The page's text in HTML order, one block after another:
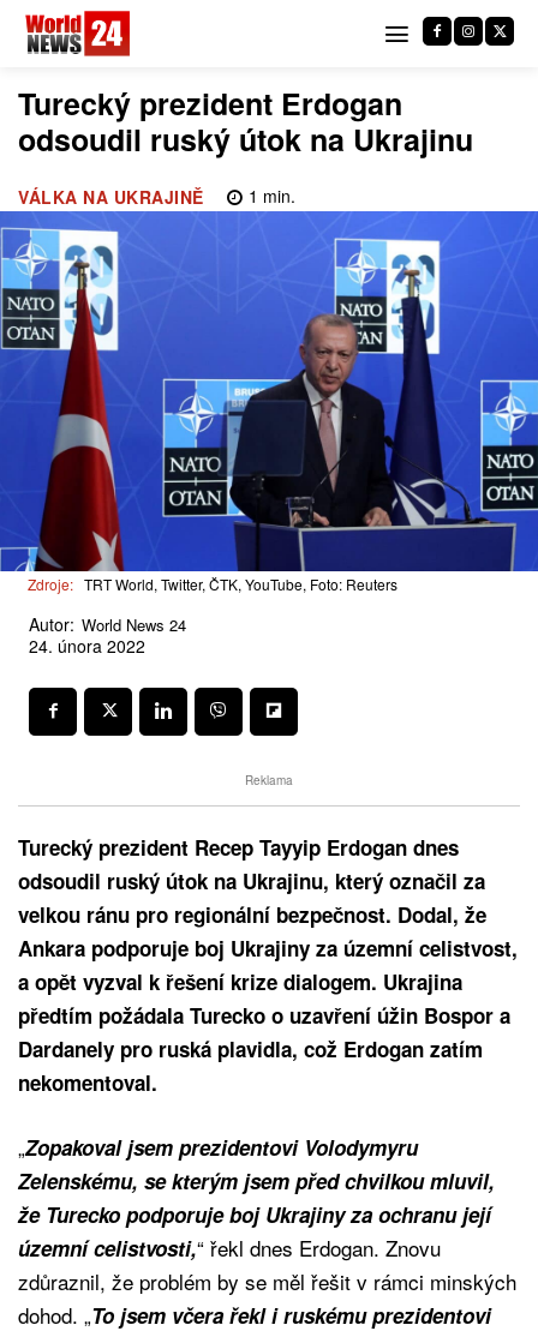
Turecký prezident Erdogan
odsoudil ruský útok na Ukrajinu
VÁLKA NA UKRAJINĚ 1 min.
Zdroje: TRT World, Twitter, ČTK, YouTube, Foto: Reuters
Autor: World News 24
24. února 2022
Reklama
Turecký prezident Recep Tayyip Erdogan dnes
odsoudil ruský útok na Ukrajinu, který označil za
velkou ránu pro regionální bezpečnost. Dodal, že
Ankara podporuje boj Ukrajiny za územní celistvost,
a opět vyzval k řešení krize dialogem. Ukrajina
předtím požádala Turecko o uzavření úžin Bospor a
Dardanely pro ruská plavidla, což Erdogan zatím
nekomentoval.
„Zopakoval jsem prezidentovi Volodymyru
Zelenskému, se kterým jsem před chvilkou mluvil,
že Turecko podporuje boj Ukrajiny za ochranu její
územní celistvosti,“ řekl dnes Erdogan. Znovu
zdůraznil, že problém by se měl řešit v rámci minských
dohod. „To jsem včera řekl i ruskému prezidentovi